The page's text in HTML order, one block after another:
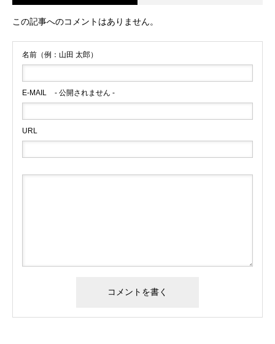
この記事へのコメントはありません。
名前（例：山田 太郎）
E-MAIL - 公開されません -
URL